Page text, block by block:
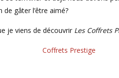
gâter l’être aimé?
je viens de découvrir Les Coffrets